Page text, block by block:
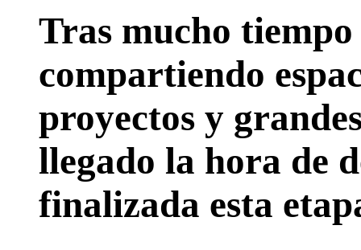
Tras mucho
compartiendo
proyectos y
llegado la hora de
finalizada esta